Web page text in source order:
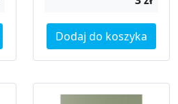
Dodaj do koszyka